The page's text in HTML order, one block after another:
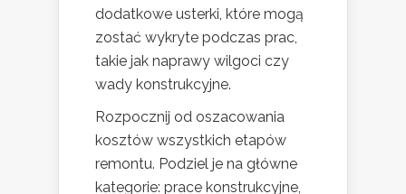
dodatkowe usterki, które mogą
zostać wykryte podczas prac,
takie jak naprawy wilgoci czy
wady konstrukcyjne.
Rozpocznij od oszacowania
kosztów wszystkich etapów
remontu. Podziel je na główne
kategorie: prace konstrukcyjne,